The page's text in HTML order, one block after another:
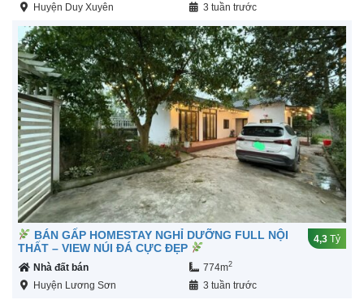
Huyện Duy Xuyên 3 tuần trước
BÁN GẤP HOMESTAY NGHỈ DƯỠNG FULL NỘI
THẤT – VIEW NÚI ĐÁ CỰC ĐẸP
4,3 Tỷ
Nhà đất bán 774m2
Huyện Lương Sơn 3 tuần trước